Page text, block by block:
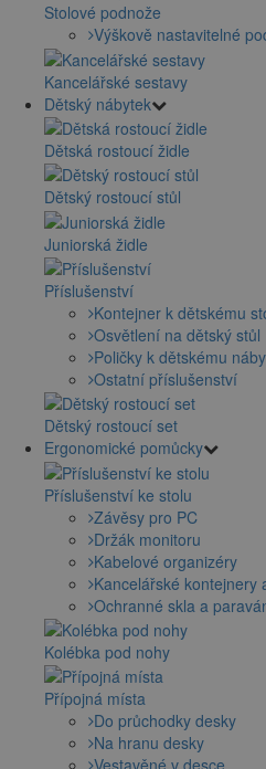
Stolové podnože
Výškově nastavitelné
Kancelářské sestavy
Dětský nábytek
Dětská rostoucí židle
Dětský rostoucí stůl
Juniorská židle
Příslušenství
Kontejner k dětskému
Osvětlení na dětský stůl
Poličky k dětskému
Ostatní příslušenství
Dětský rostoucí set
Ergonomické pomůcky
Příslušenství ke stolu
Závěsy pro PC
Držák monitoru
Kabelové organizéry
Kancelářské kontejnery
Ochranné skla a
Kolébka pod nohy
Přípojná místa
Do průchodky desky
Na hranu desky